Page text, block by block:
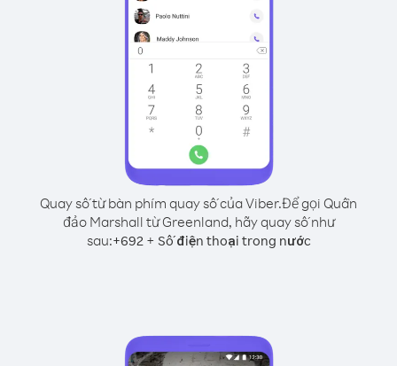
Quay số từ bàn phím quay số của Viber.Để gọi Quần
đảo Marshall từ Greenland, hãy quay số như
sau:+692+ Số điện thoại trong nước